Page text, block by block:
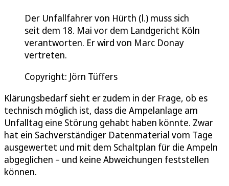
Der Unfallfahrer von Hürth (l.) muss sich
seit dem 18. Mai vor dem Landgericht Köln
verantworten. Er wird von Marc Donay
vertreten.
Copyright: Jörn Tüffers
Klärungsbedarf sieht er zudem in der Frage, ob es
technisch möglich ist, dass die Ampelanlage am
Unfalltag eine Störung gehabt haben könnte. Zwar
hat ein Sachverständiger Datenmaterial vom Tage
ausgewertet und mit dem Schaltplan für die Ampeln
abgeglichen – und keine Abweichungen feststellen
können.